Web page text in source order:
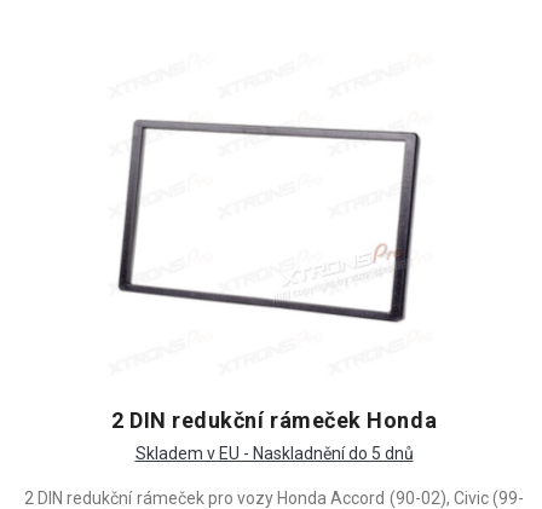
2 DIN redukční rámeček Honda
Skladem v EU - Naskladnění do 5 dnů
2 DIN redukční rámeček pro vozy Honda Accord (90-02), Civic (99-